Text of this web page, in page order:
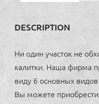
DESCRIPTION
Ни один участок не
калитки. Наша фирма
виду 6 основных
Вы можете приобрести